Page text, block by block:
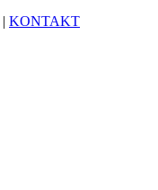
| KONTAKT